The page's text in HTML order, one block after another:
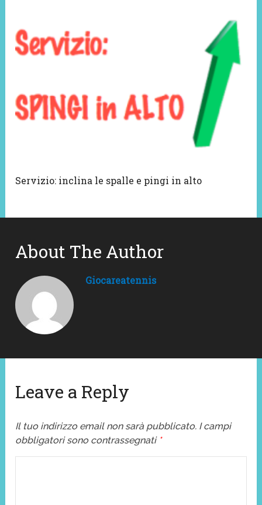
Servizio: inclina le spalle e pingi in alto
About The Author
Giocareatennis
Leave a Reply
Il tuo indirizzo email non sarà pubblicato. I campi
obbligatori sono contrassegnati *